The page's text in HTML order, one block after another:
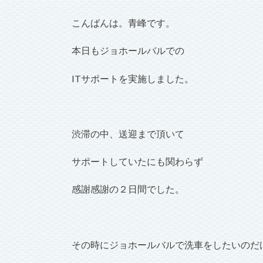
こんばんは。青峰です。
本日もジョホールバルでの
ITサポートを実施しました。
渋滞の中、送迎まで頂いて
サポートしていたにも関わらず
感謝感謝の２日間でした。
その時にジョホールバルで洗車をしたいのだ